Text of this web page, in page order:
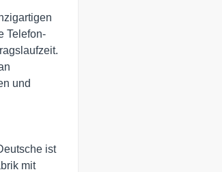
Telefon-
und
ist
mit